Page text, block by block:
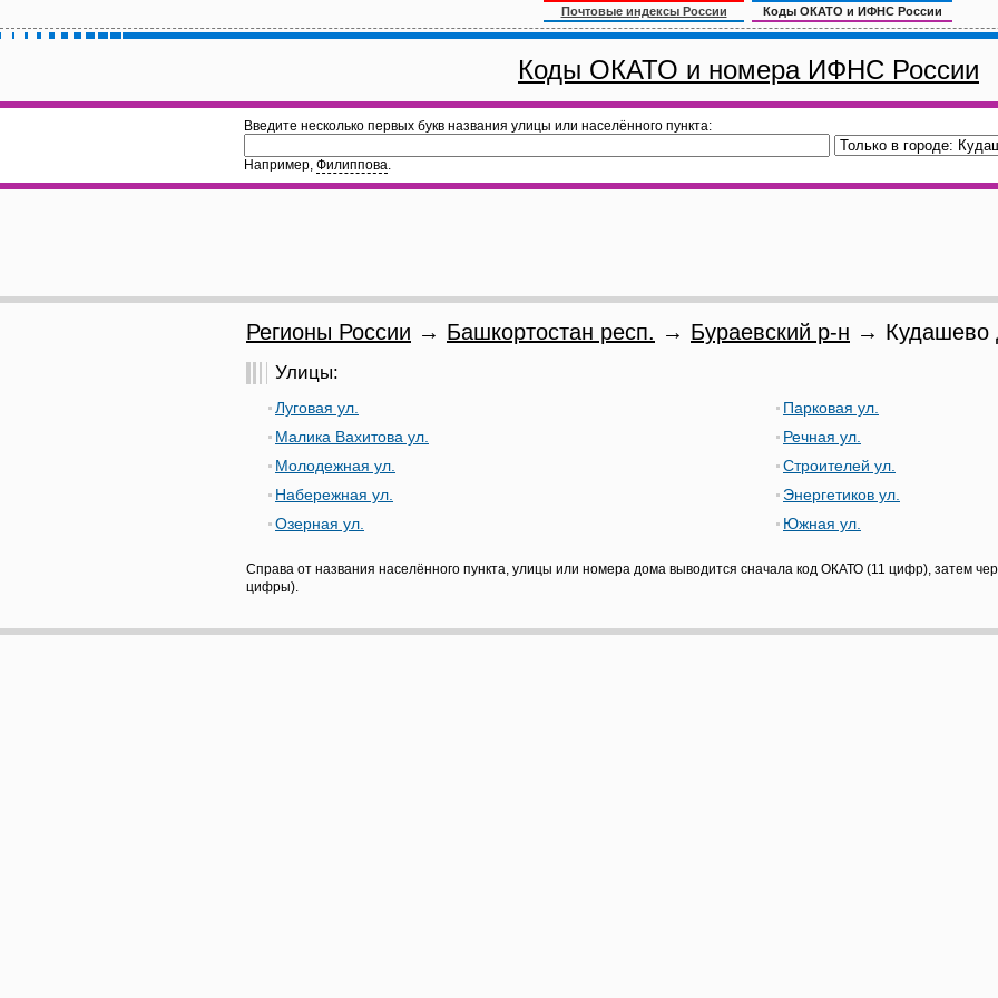
Почтовые индексы России Коды ОКАТО и ИФНС России
Коды ОКАТО и номера ИФНС России
Введите несколько первых букв названия улицы или населённого пункта:
Например, Филиппова.
Регионы России → Башкортостан респ. → Бураевский р-н → Кудашево
Улицы:
Луговая ул.
Малика Вахитова ул.
Молодежная ул.
Набережная ул.
Озерная ул.
Парковая ул.
Речная ул.
Строителей ул.
Энергетиков ул.
Южная ул.
Справа от названия населённого пункта, улицы или номера дома выводится сначала код ОКАТО (11 цифр), затем
цифры).